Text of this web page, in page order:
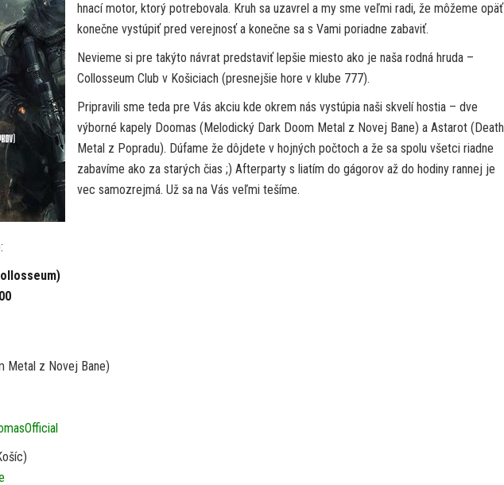
hnací motor, ktorý potrebovala. Kruh sa uzavrel a my sme veľmi radi, že môžeme opäť
konečne vystúpiť pred verejnosť a konečne sa s Vami poriadne zabaviť.
Nevieme si pre takýto návrat predstaviť lepšie miesto ako je naša rodná hruda –
Collosseum Club v Košiciach (presnejšie hore v klube 777).
Pripravili sme teda pre Vás akciu kde okrem nás vystúpia naši skvelí hostia – dve
výborné kapely Doomas (Melodický Dark Doom Metal z Novej Bane) a Astarot (Death
Metal z Popradu). Dúfame že dôjdete v hojných počtoch a že sa spolu všetci riadne
zabavíme ako za starých čias ;) Afterparty s liatím do gágorov až do hodiny rannej je
vec samozrejmá. Už sa na Vás veľmi tešíme.
Metal z Novej Bane)